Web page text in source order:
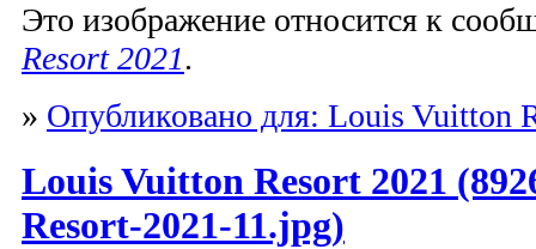
Это изображение относится к
Resort 2021.
» Опубликовано для: Louis Vuitton
Louis Vuitton Resort 2021
Resort-2021-11.jpg)